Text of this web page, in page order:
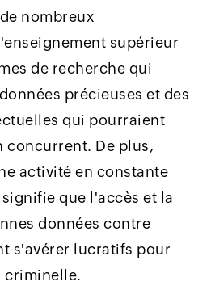
nombreux
supérieur
de recherche qui
précieuses et des
qui pourraient
concurrent. De plus,
activité en constante
que l'accès et la
données contre
s'avérer lucratifs pour
criminelle.